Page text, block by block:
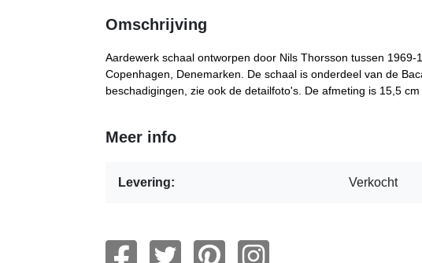
Omschrijving
Aardewerk schaal ontworpen door Nils Thorsson tussen
Copenhagen, Denemarken. De schaal is onderdeel van de
beschadigingen, zie ook de detailfoto's. De afmeting is 15,5 cm
Meer info
Levering: Verkocht